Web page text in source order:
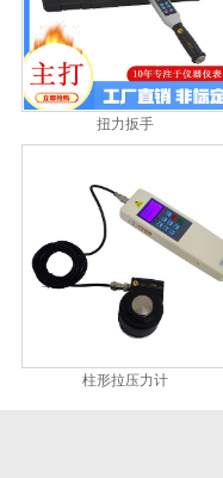
扭力扳手
柱形拉压力计